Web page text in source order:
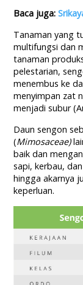
Baca juga:
Tanaman yang
multifungsi dan
tanaman
pelestarian,
menembus ke
menyimpan zat
menjadi subur
Daun sengon
(Mimosaceae)
baik dan
sapi, kerbau,
hingga akarnya
keperluan.